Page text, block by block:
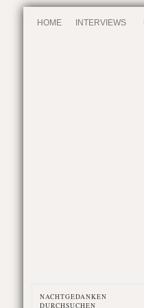
HOME INTERVIEWS
NACHTGEDANKEN
DURCHSUCHEN